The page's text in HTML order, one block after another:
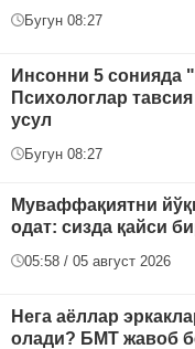
Бугун 08:27
Инсонни 5 сонияда
Психологлар
усул
Бугун 08:27
Муваффақиятни
одат: сизда қайси
05:58 / 05 август 2026
Нега аёллар
олади? БМТ жавоб